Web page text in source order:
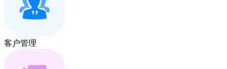
客户管理